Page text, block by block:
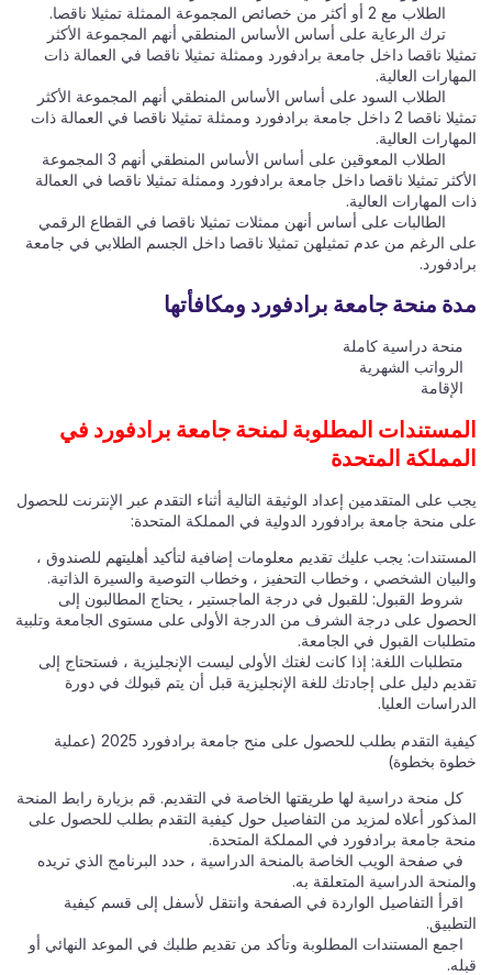
الطلاب مع 2 أو أكثر من خصائص المجموعة الممثلة تمثيلا ناقصا.
ترك الرعاية على أساس الأساس المنطقي أنهم المجموعة الأكثر
تمثيلا ناقصا داخل جامعة برادفورد وممثلة تمثيلا ناقصا في العمالة ذات
المهارات العالية.
الطلاب السود على أساس الأساس المنطقي أنهم المجموعة الأكثر
تمثيلا ناقصا 2 داخل جامعة برادفورد وممثلة تمثيلا ناقصا في العمالة ذات
المهارات العالية.
الطلاب المعوقين على أساس الأساس المنطقي أنهم 3 المجموعة
الأكثر تمثيلا ناقصا داخل جامعة برادفورد وممثلة تمثيلا ناقصا في العمالة
ذات المهارات العالية.
الطالبات على أساس أنهن ممثلات تمثيلا ناقصا في القطاع الرقمي
على الرغم من عدم تمثيلهن تمثيلا ناقصا داخل الجسم الطلابي في جامعة
برادفورد.
مدة منحة جامعة برادفورد ومكافأتها
منحة دراسية كاملة
الرواتب الشهرية
الإقامة
المستندات المطلوبة لمنحة جامعة برادفورد في
المملكة المتحدة
يجب على المتقدمين إعداد الوثيقة التالية أثناء التقدم عبر الإنترنت للحصول
على منحة جامعة برادفورد الدولية في المملكة المتحدة:
المستندات: يجب عليك تقديم معلومات إضافية لتأكيد أهليتهم للصندوق ،
والبيان الشخصي ، وخطاب التحفيز ، وخطاب التوصية والسيرة الذاتية.
شروط القبول: للقبول في درجة الماجستير ، يحتاج المطالبون إلى
الحصول على درجة الشرف من الدرجة الأولى على مستوى الجامعة وتلبية
متطلبات القبول في الجامعة.
متطلبات اللغة: إذا كانت لغتك الأولى ليست الإنجليزية ، فستحتاج إلى
تقديم دليل على إجادتك للغة الإنجليزية قبل أن يتم قبولك في دورة
الدراسات العليا.
كيفية التقدم بطلب للحصول على منح جامعة برادفورد 2025 (عملية
خطوة بخطوة)
كل منحة دراسية لها طريقتها الخاصة في التقديم. قم بزيارة رابط المنحة
المذكور أعلاه لمزيد من التفاصيل حول كيفية التقدم بطلب للحصول على
منحة جامعة برادفورد في المملكة المتحدة.
في صفحة الويب الخاصة بالمنحة الدراسية ، حدد البرنامج الذي تريده
والمنحة الدراسية المتعلقة به.
اقرأ التفاصيل الواردة في الصفحة وانتقل لأسفل إلى قسم كيفية
التطبيق.
اجمع المستندات المطلوبة وتأكد من تقديم طلبك في الموعد النهائي أو
قبله.